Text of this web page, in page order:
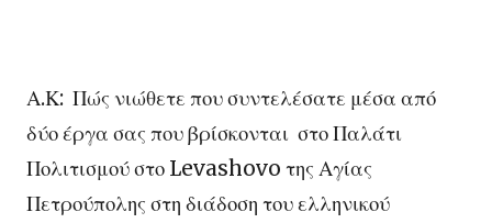
Α.Κ: Πώς νιώθετε που συντελέσατε μέσα από
δύο έργα σας που βρίσκονται στο Παλάτι
Πολιτισμού στο Levashovo της Αγίας
Πετρούπολης στη διάδοση του ελληνικού